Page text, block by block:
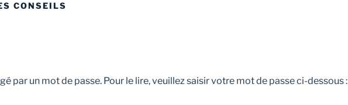
CONSEILS
par un mot de passe. Pour le lire, veuillez saisir votre mot de passe ci-dessous :